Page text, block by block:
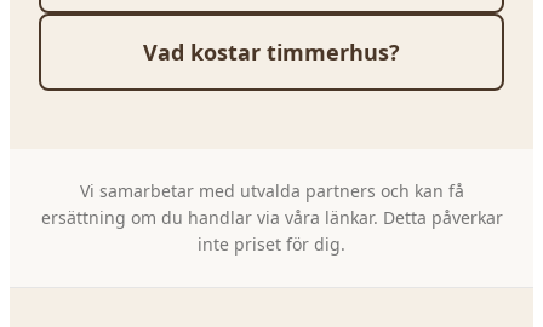
Vad kostar timmerhus?
Vi samarbetar med utvalda partners och kan få
ersättning om du handlar via våra länkar. Detta påverkar
inte priset för dig.